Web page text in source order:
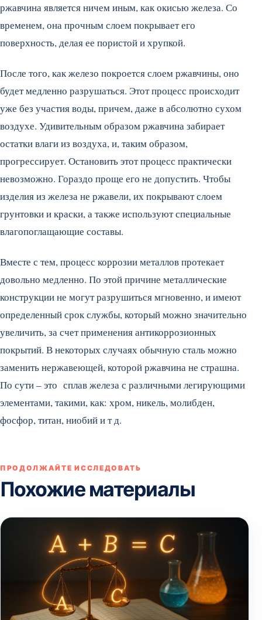
ржавчина является ничем иным, как окисью железа. Со
временем, она прочным слоем покрывает его
поверхность, делая ее пористой и хрупкой.
После того, как железо покроется слоем ржавчины, оно
будет медленно разрушаться. Этот процесс происходит
уже без участия воды, причем, даже в абсолютно сухом
воздухе. Удивительным образом ржавчина забирает
остатки влаги из воздуха, и, таким образом,
прогрессирует. Остановить этот процесс практически
невозможно. Гораздо проще его не допустить. Чтобы
изделия из железа не ржавели, их покрывают слоем
грунтовки и краски, а также используют специальные
влагопоглащающие составы.
Вместе с тем, процесс коррозии металлов протекает
довольно медленно. По этой причине металлические
конструкции не могут разрушиться мгновенно, и имеют
определенный срок службы, который можно значительно
увеличить, за счет применения антикоррозионных
покрытий. В некоторых случаях обычную сталь можно
заменить нержавеющей, которой ржавчина не страшна.
По сути – это сплав железа с различными легирующими
элементами, такими, как: хром, никель, молибден,
фосфор, титан, ниобий и т д.
ПРОДОЛЖАЙТЕ ИССЛЕДОВАТЬ
Похожие материалы